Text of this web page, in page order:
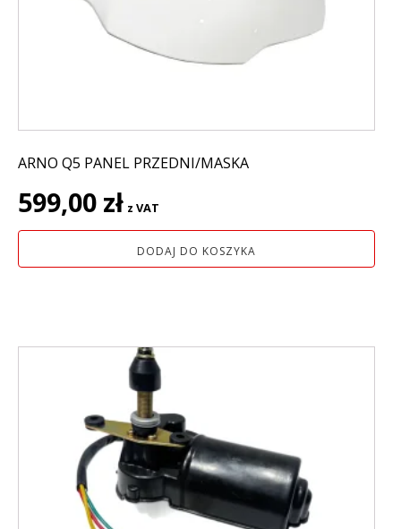
ARNO Q5 PANEL PRZEDNI/MASKA
599,00 zł z VAT
DODAJ DO KOSZYKA